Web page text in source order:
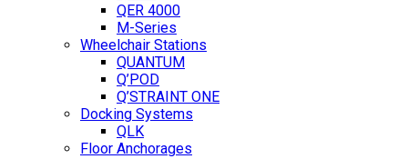
QER 4000
M-Series
Wheelchair Stations
QUANTUM
Q’POD
Q’STRAINT ONE
Docking Systems
QLK
Floor Anchorages